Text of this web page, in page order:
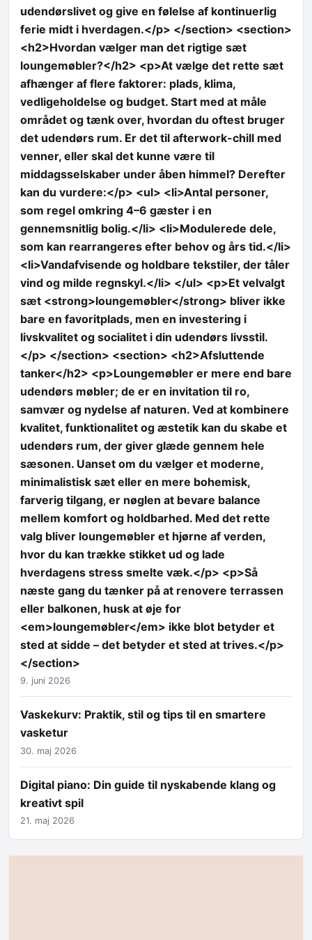
udendørslivet og give en følelse af kontinuerlig
ferie midt i hverdagen.</p> </section> <section>
<h2>Hvordan vælger man det rigtige sæt
loungemøbler?</h2> <p>At vælge det rette sæt
afhænger af flere faktorer: plads, klima,
vedligeholdelse og budget. Start med at måle
området og tænk over, hvordan du oftest bruger
det udendørs rum. Er det til afterwork-chill med
venner, eller skal det kunne være til
middagsselskaber under åben himmel? Derefter
kan du vurdere:</p> <ul> <li>Antal personer,
som regel omkring 4–6 gæster i en
gennemsnitlig bolig.</li> <li>Modulerede dele,
som kan rearrangeres efter behov og års tid.</li>
<li>Vandafvisende og holdbare tekstiler, der tåler
vind og milde regnskyl.</li> </ul> <p>Et velvalgt
sæt <strong>loungemøbler</strong> bliver ikke
bare en favoritplads, men en investering i
livskvalitet og socialitet i din udendørs livsstil.
</p> </section> <section> <h2>Afsluttende
tanker</h2> <p>Loungemøbler er mere end bare
udendørs møbler; de er en invitation til ro,
samvær og nydelse af naturen. Ved at kombinere
kvalitet, funktionalitet og æstetik kan du skabe et
udendørs rum, der giver glæde gennem hele
sæsonen. Uanset om du vælger et moderne,
minimalistisk sæt eller en mere bohemisk,
farverig tilgang, er nøglen at bevare balance
mellem komfort og holdbarhed. Med det rette
valg bliver loungemøbler et hjørne af verden,
hvor du kan trække stikket ud og lade
hverdagens stress smelte væk.</p> <p>Så
næste gang du tænker på at renovere terrassen
eller balkonen, husk at øje for
<em>loungemøbler</em> ikke blot betyder et
sted at sidde – det betyder et sted at trives.</p>
</section>
9. juni 2026
Vaskekurv: Praktik, stil og tips til en smartere
vasketur
30. maj 2026
Digital piano: Din guide til nyskabende klang og
kreativt spil
21. maj 2026